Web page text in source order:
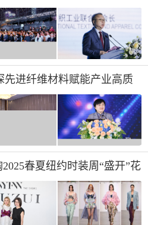
先进纤维材料赋能产业高质
春夏纽约时装周“盛开”花